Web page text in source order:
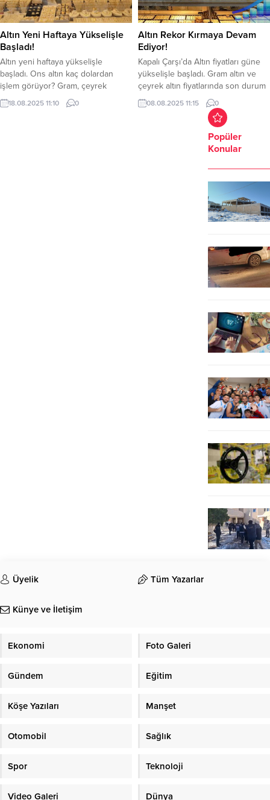
Altın Yeni Haftaya Yükselişle
Başladı!
Altın yeni haftaya yükselişle
başladı. Ons altın kaç dolardan
işlem görüyor? Gram, çeyrek
altında son durum ne oldu? Altın
fiyatları yeni haftaya yükselişle
18.08.2025 11:10 0
Altın Rekor Kırmaya Devam
Ediyor!
Kapalı Çarşı’da Altın fiyatları güne
yükselişle başladı. Gram altın ve
çeyrek altın fiyatlarında son durum
ne oldu? Ons altın kaç dolardan
işlem görüyor? Altında yeni güne
yükselişle başladı. Amerika Birleşik
Devletleri (ABD) Başkanı Donald
Trump’ın altına gümrük vergisi
sürdürmeye devam ediyor. Güncel
Altın Fiyatları Gram altın:...
08.08.2025 11:15 0
Popüler
Konular
Üyelik Tüm Yazarlar
Künye ve İletişim
Ekonomi Foto Galeri
Gündem Eğitim
Köşe Yazıları Manşet
Otomobil Sağlık
Spor Teknoloji
Video Galeri Dünya